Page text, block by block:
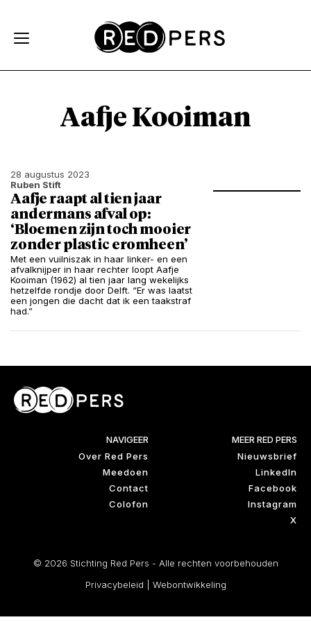
Aafje Kooiman
28 augustus 2023
Ruben Stift
Aafje raapt al tien jaar
andermans afval op:
‘Bloemen zijn toch mooier
zonder plastic eromheen’
Met een vuilniszak in haar linker- en een
afvalknijper in haar rechter loopt Aafje
Kooiman (1962) al tien jaar lang wekelijks
hetzelfde rondje door Delft. “Er was laatst
een jongen die dacht dat ik een taakstraf
had.”
NAVIGEER
Over Red Pers
Meedoen
Contact
Colofon
MEER RED PERS
Nieuwsbrief
LinkedIn
Facebook
Instagram
X
© 2026 Stichting Red Pers - Alle rechten voorbehouden
Privacybeleid
Webontwikkeling